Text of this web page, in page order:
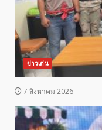
ข่าวเด่น
7 สิงหาคม 2026